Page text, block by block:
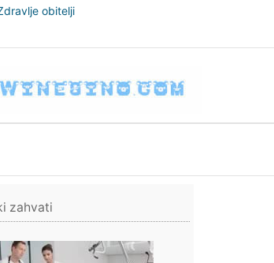
obitelji
zahvati